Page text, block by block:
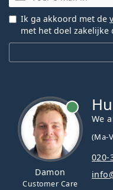
Ik ga akkoord met de
met het doel zakelijke
Damon
Customer Care
We
(Ma-
020-